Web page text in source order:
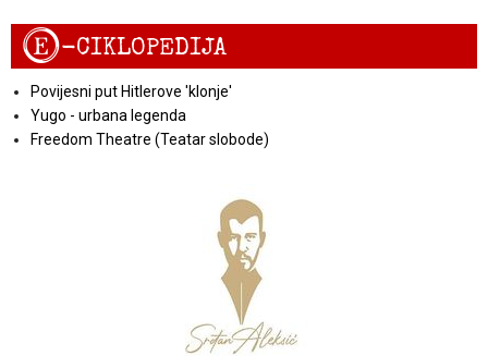
E-CIKLOPEDIJA
Povijesni put Hitlerove 'klonje'
Yugo - urbana legenda
Freedom Theatre (Teatar slobode)